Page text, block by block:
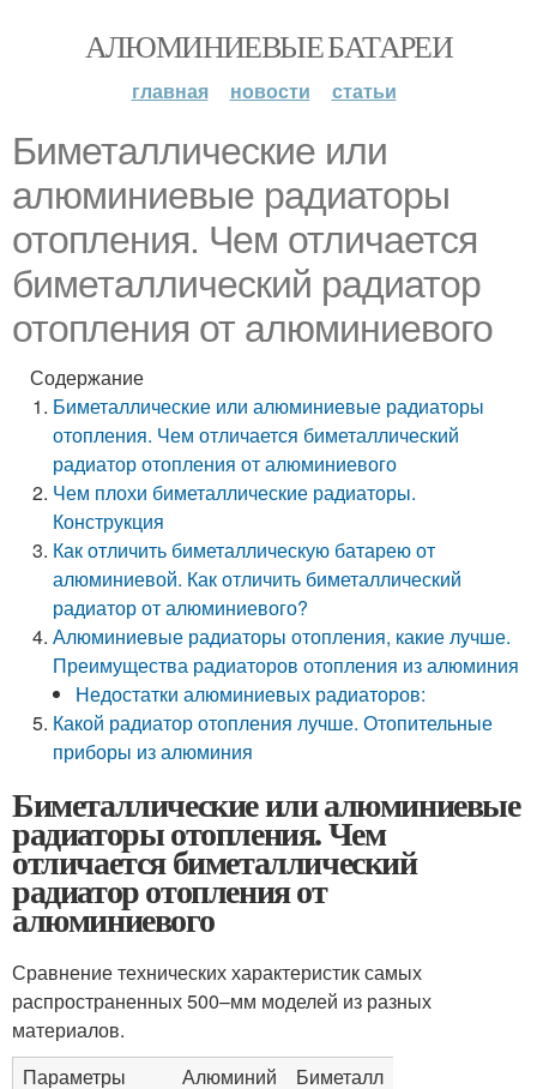
АЛЮМИНИЕВЫЕ БАТАРЕИ
главная новости статьи
Биметаллические или
алюминиевые радиаторы
отопления. Чем отличается
биметаллический радиатор
отопления от алюминиевого
Содержание
Биметаллические или алюминиевые радиаторы
отопления. Чем отличается биметаллический
радиатор отопления от алюминиевого
Чем плохи биметаллические радиаторы.
Конструкция
Как отличить биметаллическую батарею от
алюминиевой. Как отличить биметаллический
радиатор от алюминиевого?
Алюминиевые радиаторы отопления, какие лучше.
Преимущества радиаторов отопления из алюминия
Недостатки алюминиевых радиаторов:
Какой радиатор отопления лучше. Отопительные
приборы из алюминия
Биметаллические или алюминиевые
радиаторы отопления. Чем
отличается биметаллический
радиатор отопления от
алюминиевого
Сравнение технических характеристик самых
распространенных 500–мм моделей из разных
материалов.
Параметры
Алюминий Биметалл